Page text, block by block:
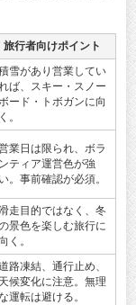
旅行者向けポイント
雪があり営業してい
ば、スキー・スノー
ード・トボガンに向
く。
業日は限られ、ボラ
ンティア運営色が強
い。事前確認が必須。
走目的ではなく、冬
景色を楽しむ旅行に
く。
路凍結、通行止め、
天候変化に注意。無理
運転は避ける。